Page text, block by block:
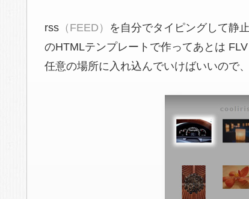
rss （FEED） を自分でタイピングして静
のHTMLテンプレートで作ってあとは
任意の場所に入れ込んでいけばいいので